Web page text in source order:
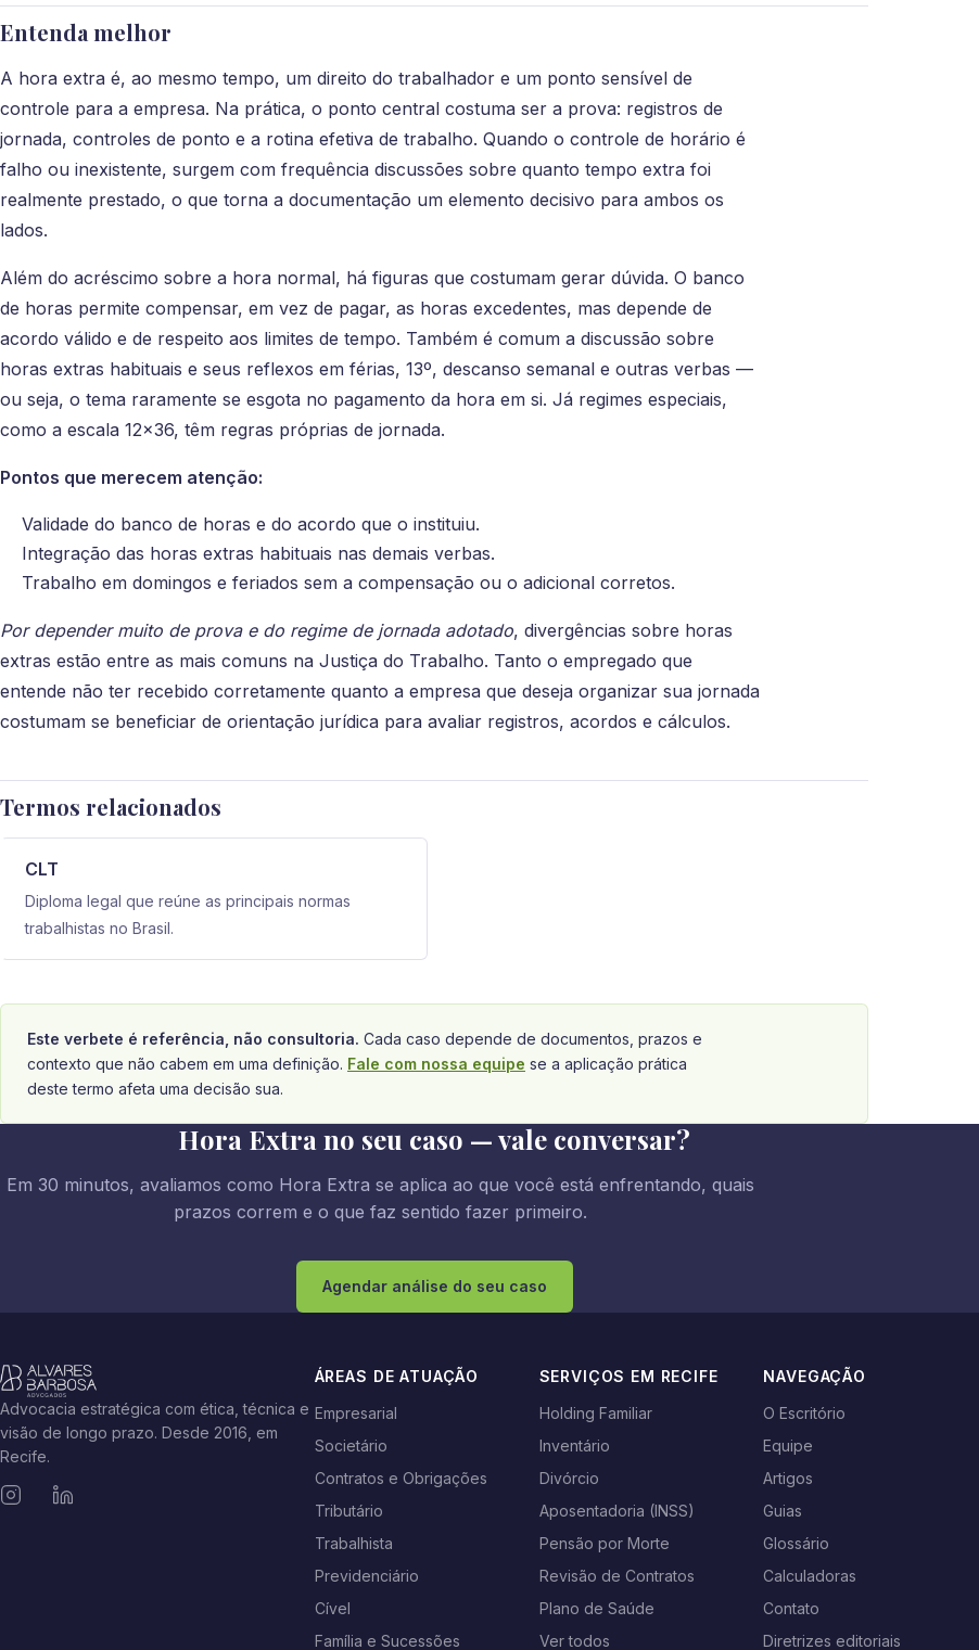
Entenda melhor
A hora extra é, ao mesmo tempo, um direito do trabalhador e um ponto sensível de
controle para a empresa. Na prática, o ponto central costuma ser a prova: registros de
jornada, controles de ponto e a rotina efetiva de trabalho. Quando o controle de horário é
falho ou inexistente, surgem com frequência discussões sobre quanto tempo extra foi
realmente prestado, o que torna a documentação um elemento decisivo para ambos os
lados.
Além do acréscimo sobre a hora normal, há figuras que costumam gerar dúvida. O banco
de horas permite compensar, em vez de pagar, as horas excedentes, mas depende de
acordo válido e de respeito aos limites de tempo. Também é comum a discussão sobre
horas extras habituais e seus reflexos em férias, 13º, descanso semanal e outras verbas —
ou seja, o tema raramente se esgota no pagamento da hora em si. Já regimes especiais,
como a escala 12x36, têm regras próprias de jornada.
Pontos que merecem atenção:
Validade do banco de horas e do acordo que o instituiu.
Integração das horas extras habituais nas demais verbas.
Trabalho em domingos e feriados sem a compensação ou o adicional corretos.
Por depender muito de prova e do regime de jornada adotado, divergências sobre horas
extras estão entre as mais comuns na Justiça do Trabalho. Tanto o empregado que
entende não ter recebido corretamente quanto a empresa que deseja organizar sua jornada
costumam se beneficiar de orientação jurídica para avaliar registros, acordos e cálculos.
Termos relacionados
CLT
Diploma legal que reúne as principais normas
trabalhistas no Brasil.
Este verbete é referência, não consultoria. Cada caso depende de documentos, prazos e
contexto que não cabem em uma definição. Fale com nossa equipe se a aplicação prática
deste termo afeta uma decisão sua.
Hora Extra no seu caso — vale conversar?
Em 30 minutos, avaliamos como Hora Extra se aplica ao que você está enfrentando, quais
prazos correm e o que faz sentido fazer primeiro.
Agendar análise do seu caso
Advocacia estratégica com ética, técnica e
visão de longo prazo. Desde 2016, em
Recife.
ÁREAS DE ATUAÇÃO
Empresarial
Societário
Contratos e Obrigações
Tributário
Trabalhista
Previdenciário
Cível
Família e Sucessões
SERVIÇOS EM RECIFE
Holding Familiar
Inventário
Divórcio
Aposentadoria (INSS)
Pensão por Morte
Revisão de Contratos
Plano de Saúde
Ver todos
NAVEGAÇÃO
O Escritório
Equipe
Artigos
Guias
Glossário
Calculadoras
Contato
Diretrizes editoriais